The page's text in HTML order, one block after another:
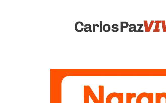
Vivo